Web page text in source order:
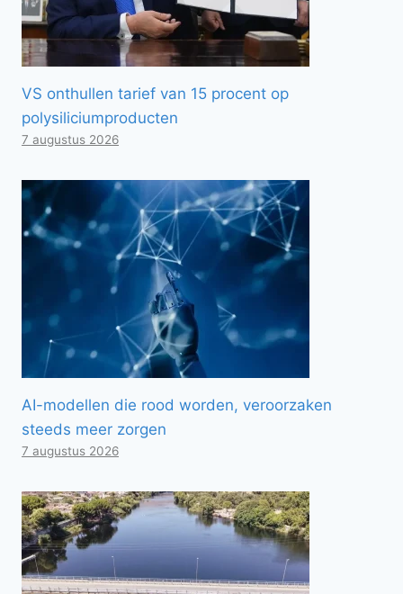
VS onthullen tarief van 15 procent op
polysiliciumproducten
7 augustus 2026
AI-modellen die rood worden, veroorzaken
steeds meer zorgen
7 augustus 2026